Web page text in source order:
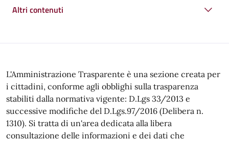
Altri contenuti
L'Amministrazione Trasparente è una sezione creata per
i cittadini, conforme agli obblighi sulla trasparenza
stabiliti dalla normativa vigente: D.Lgs 33/2013 e
successive modifiche del D.Lgs.97/2016 (Delibera n.
1310). Si tratta di un'area dedicata alla libera
consultazione delle informazioni e dei dati che